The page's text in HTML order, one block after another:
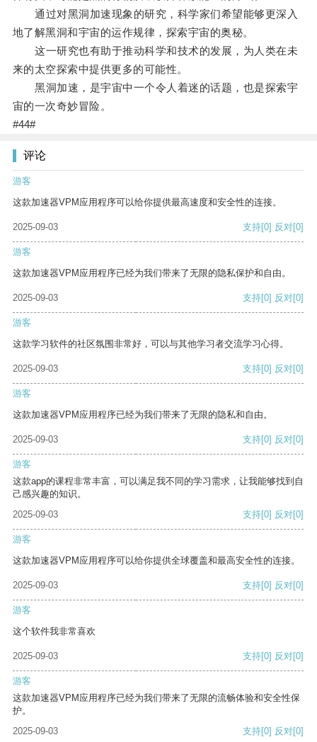
通过对黑洞加速现象的研究，科学家们希望能够更深入
地了解黑洞和宇宙的运作规律，探索宇宙的奥秘。
这一研究也有助于推动科学和技术的发展，为人类在未
来的太空探索中提供更多的可能性。
黑洞加速，是宇宙中一个令人着迷的话题，也是探索宇
宙的一次奇妙冒险。
#44#
评论
游客
这款加速器VPM应用程序可以给你提供最高速度和安全性的连接。
2025-09-03 支持[0] 反对[0]
游客
这款加速器VPM应用程序已经为我们带来了无限的隐私保护和自由。
2025-09-03 支持[0] 反对[0]
游客
这款学习软件的社区氛围非常好，可以与其他学习者交流学习心得。
2025-09-03 支持[0] 反对[0]
游客
这款加速器VPM应用程序已经为我们带来了无限的隐私和自由。
2025-09-03 支持[0] 反对[0]
游客
这款app的课程非常丰富，可以满足我不同的学习需求，让我能够找到自
己感兴趣的知识。
2025-09-03
支持[0] 反对[0]
游客
这款加速器VPM应用程序可以给你提供全球覆盖和最高安全性的连接。
2025-09-03 支持[0] 反对[0]
游客
这个软件我非常喜欢
2025-09-03 支持[0] 反对[0]
游客
这款加速器VPM应用程序已经为我们带来了无限的流畅体验和安全性保
护。
2025-09-03
支持[0] 反对[0]